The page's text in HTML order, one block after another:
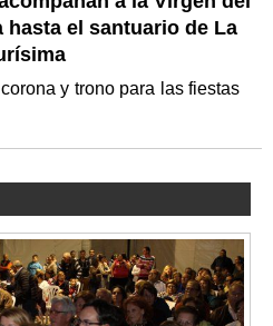
hasta el santuario de La
y trono para las fiestas